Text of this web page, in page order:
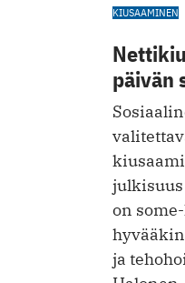
KIUSAAMINEN
päivän
julkisuus
on
ja